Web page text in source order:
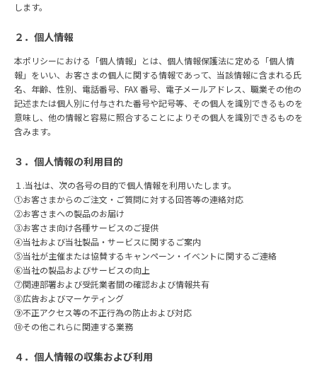
します。
２．個⼈情報
本ポリシーにおける「個⼈情報」とは、個⼈情報保護法に定める「個⼈情
報」をいい、お客さまの個⼈に関する情報であって、当該情報に含まれる⽒
名、年齢、性別、電話番号、FAX 番号、電⼦メールアドレス、職業その他の
記述または個⼈別に付与された番号や記号等、その個⼈を識別できるものを
意味し、他の情報と容易に照合することによりその個⼈を識別できるものを
含みます。
３．個⼈情報の利⽤⽬的
１.当社は、次の各号の⽬的で個⼈情報を利⽤いたします。
①お客さまからのご注⽂・ご質問に対する回答等の連絡対応
②お客さまへの製品のお届け
③お客さま向け各種サービスのご提供
④当社および当社製品・サービスに関するご案内
⑤当社が主催または協賛するキャンペーン・イベントに関するご連絡
⑥当社の製品およびサービスの向上
⑦関連部署および受託業者間の確認および情報共有
⑧広告およびマーケティング
⑨不正アクセス等の不正⾏為の防⽌および対応
⑩その他これらに関連する業務
４．個⼈情報の収集および利⽤